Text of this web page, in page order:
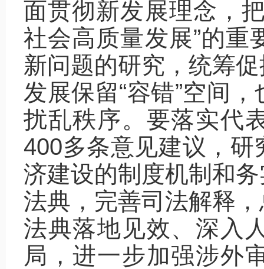
面贯彻新发展理念，
社会高质量发展”的重
新问题的研究，统筹
发展保留“容错”空间
扰乱秩序。要落实代
400多条意见建议，
济建设的制度机制和
法典，完善司法解释
法典落地见效、深入
局，进一步加强涉外